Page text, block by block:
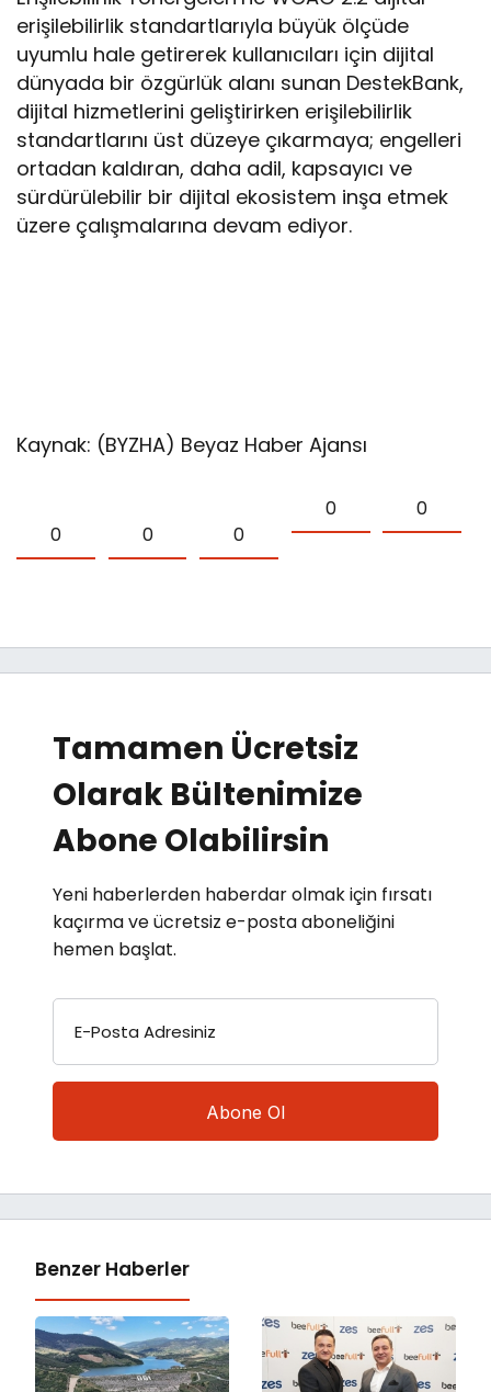
erişilebilirlik standartlarıyla büyük ölçüde
uyumlu hale getirerek kullanıcıları için dijital
dünyada bir özgürlük alanı sunan DestekBank,
dijital hizmetlerini geliştirirken erişilebilirlik
standartlarını üst düzeye çıkarmaya; engelleri
ortadan kaldıran, daha adil, kapsayıcı ve
sürdürülebilir bir dijital ekosistem inşa etmek
üzere çalışmalarına devam ediyor.
Kaynak: (BYZHA) Beyaz Haber Ajansı
0 0 0
0 0
Tamamen Ücretsiz
Olarak Bültenimize
Abone Olabilirsin
Yeni haberlerden haberdar olmak için fırsatı
kaçırma ve ücretsiz e-posta aboneliğini
hemen başlat.
E-Posta Adresiniz
Benzer Haberler